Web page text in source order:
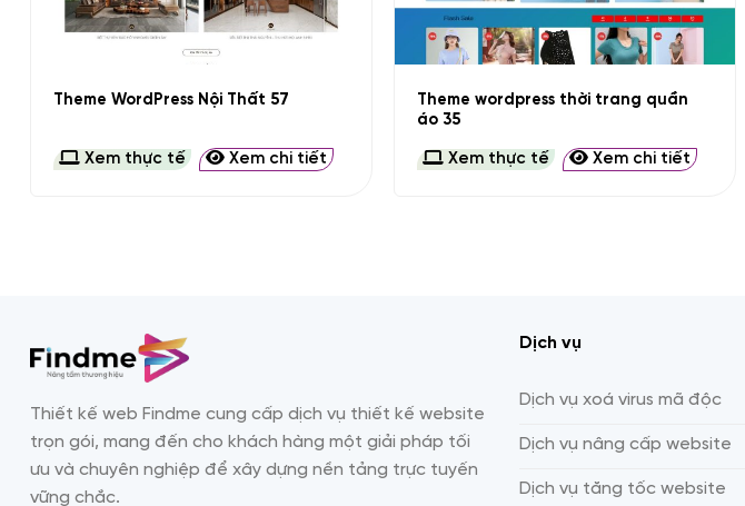
Theme WordPress Nội Thất 57
Xem thực tế Xem chi tiết
+
Theme wordpress thời trang quần
áo 35
Xem thực tế Xem chi tiết
Thiết kế web Findme cung cấp dịch vụ thiết kế website
trọn gói, mang đến cho khách hàng một giải pháp tối
ưu và chuyên nghiệp để xây dựng nền tảng trực tuyến
vững chắc.
Dịch vụ
Dịch vụ xoá virus mã độc
Dịch vụ nâng cấp website
Dịch vụ tăng tốc website